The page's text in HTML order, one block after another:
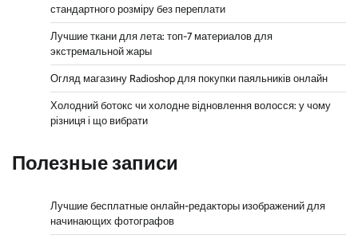
стандартного розміру без переплати
Лучшие ткани для лета: топ-7 материалов для
экстремальной жары
Огляд магазину Radioshop для покупки паяльників онлайн
Холодний ботокс чи холодне відновлення волосся: у чому
різниця і що вибрати
Полезные записи
Лучшие бесплатные онлайн-редакторы изображений для
начинающих фотографов